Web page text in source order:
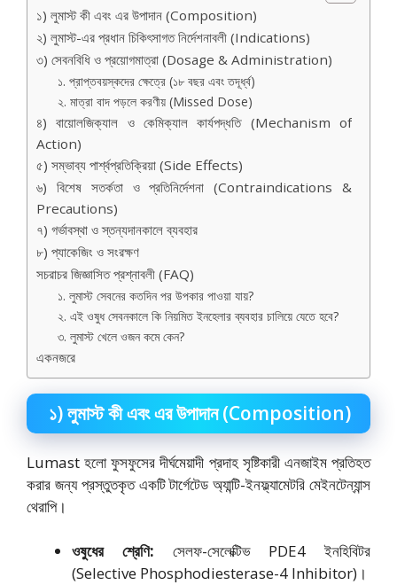
১) লুমাস্ট কী এবং এর উপাদান (Composition)
২) লুমাস্ট-এর প্রধান চিকিৎসাগত নির্দেশনাবলী (Indications)
৩) সেবনবিধি ও প্রয়োগমাত্রা (Dosage & Administration)
১. প্রাপ্তবয়স্কদের ক্ষেত্রে (১৮ বছর এবং তদূর্ধ্ব)
২. মাত্রা বাদ পড়লে করণীয় (Missed Dose)
৪) বায়োলজিক্যাল ও কেমিক্যাল কার্যপদ্ধতি (Mechanism of
Action)
৫) সম্ভাব্য পার্শ্বপ্রতিক্রিয়া (Side Effects)
৬) বিশেষ সতর্কতা ও প্রতিনির্দেশনা (Contraindications &
Precautions)
৭) গর্ভাবস্থা ও স্তন্যদানকালে ব্যবহার
৮) প্যাকেজিং ও সংরক্ষণ
সচরাচর জিজ্ঞাসিত প্রশ্নাবলী (FAQ)
১. লুমাস্ট সেবনের কতদিন পর উপকার পাওয়া যায়?
২. এই ওষুধ সেবনকালে কি নিয়মিত ইনহেলার ব্যবহার চালিয়ে যেতে হবে?
৩. লুমাস্ট খেলে ওজন কমে কেন?
একনজরে
১) লুমাস্ট কী এবং এর উপাদান (Composition)
Lumast হলো ফুসফুসের দীর্ঘমেয়াদী প্রদাহ সৃষ্টিকারী এনজাইম প্রতিহত
করার জন্য প্রস্তুতকৃত একটি টার্গেটেড অ্যান্টি-ইনফ্ল্যামেটরি মেইনটেন্যান্স
থেরাপি।
ওষুধের শ্রেণি: সেলফ-সেলেক্টিভ PDE4 ইনহিবিটর
(Selective Phosphodiesterase-4 Inhibitor)।